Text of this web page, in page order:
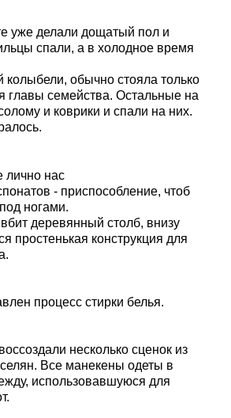
уже делали дощатый пол и
спали, а в холодное время
колыбели, обычно стояла только
главы семейства. Остальные на
и коврики и спали на них.
лично нас
- приспособление, чтоб
ногами.
деревянный столб, внизу
простенькая конструкция для
процесс стирки белья.
несколько сценок из
Все манекены одеты в
использовавшуюся для